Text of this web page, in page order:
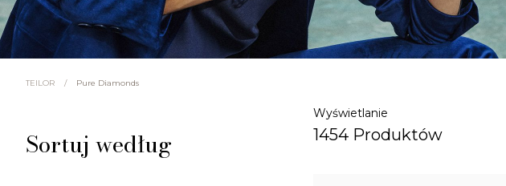
TEILOR / Pure Diamonds
Wyświetlanie
1454 Produktów
Sortuj według